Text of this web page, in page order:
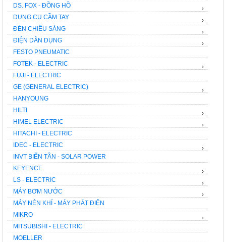
DS. FOX - ĐỒNG HỒ
DỤNG CỤ CẦM TAY
›
ĐÈN CHIÊU SÁNG
›
ĐIỆN DÂN DỤNG
›
FESTO PNEUMATIC
›
FOTEK - ELECTRIC
FUJI - ELECTRIC
›
GE (GENERAL ELECTRIC)
HANYOUNG
›
HILTI
HIMEL ELECTRIC
›
HITACHI - ELECTRIC
›
IDEC - ELECTRIC
INVT BIẾN TẦN - SOLAR POWER
›
KEYENCE
LS - ELECTRIC
›
MÁY BƠM NƯỚC
›
MÁY NÉN KHÍ - MÁY PHÁT ĐIỆN
›
MIKRO
MITSUBISHI - ELECTRIC
›
MOELLER